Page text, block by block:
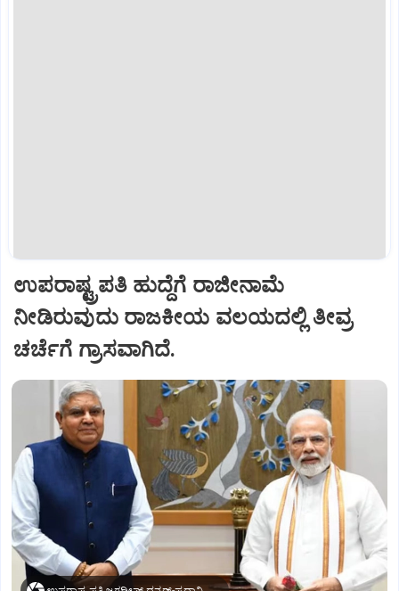
ಉಪರಾಷ್ಟ್ರಪತಿ ಹುದ್ದೆಗೆ ರಾಜೀನಾಮೆ
ನೀಡಿರುವುದು ರಾಜಕೀಯ ವಲಯದಲ್ಲಿ ತೀವ್ರ
ಚರ್ಚೆಗೆ ಗ್ರಾಸವಾಗಿದೆ.